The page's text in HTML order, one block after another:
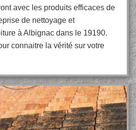
avec les produits efficaces de
de nettoyage et
à Albignac dans le 19190.
connaitre la vérité sur votre